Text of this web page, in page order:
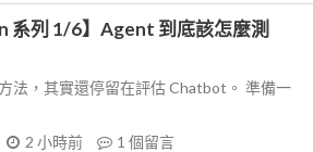
系列 1/6】Agent 到底該怎麼測
法，其實還停留在評估 Chatbot。 準備一
2 小時前 1 個留言